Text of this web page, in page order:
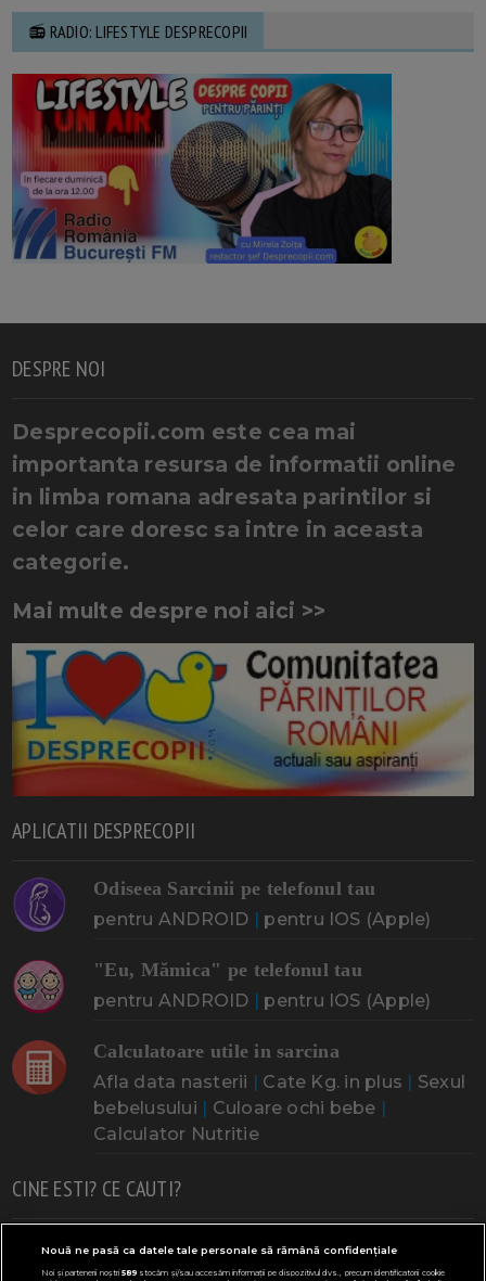
📻 RADIO: LIFESTYLE DESPRECOPII
DESPRE NOI
Desprecopii.com este cea mai
importanta resursa de informatii online
in limba romana adresata parintilor si
celor care doresc sa intre in aceasta
categorie.
Mai multe despre noi aici >>
APLICATII DESPRECOPII
Odiseea Sarcinii pe telefonul tau
pentru ANDROID | pentru IOS (Apple)
"Eu, Mămica" pe telefonul tau
pentru ANDROID | pentru IOS (Apple)
Calculatoare utile in sarcina
Afla data nasterii | Cate Kg. in plus | Sexul
bebelusului | Culoare ochi bebe |
Calculator Nutritie
CINE ESTI? CE CAUTI?
Doresc un copil Adoptia Probleme cu sarcina
Nouă ne pasă ca datele tale personale să rămână confidențiale
Noi și partenerii noștri589stocăm și/sau accesăm informații pe dispozitivul dvs., precum identificatorii cookie